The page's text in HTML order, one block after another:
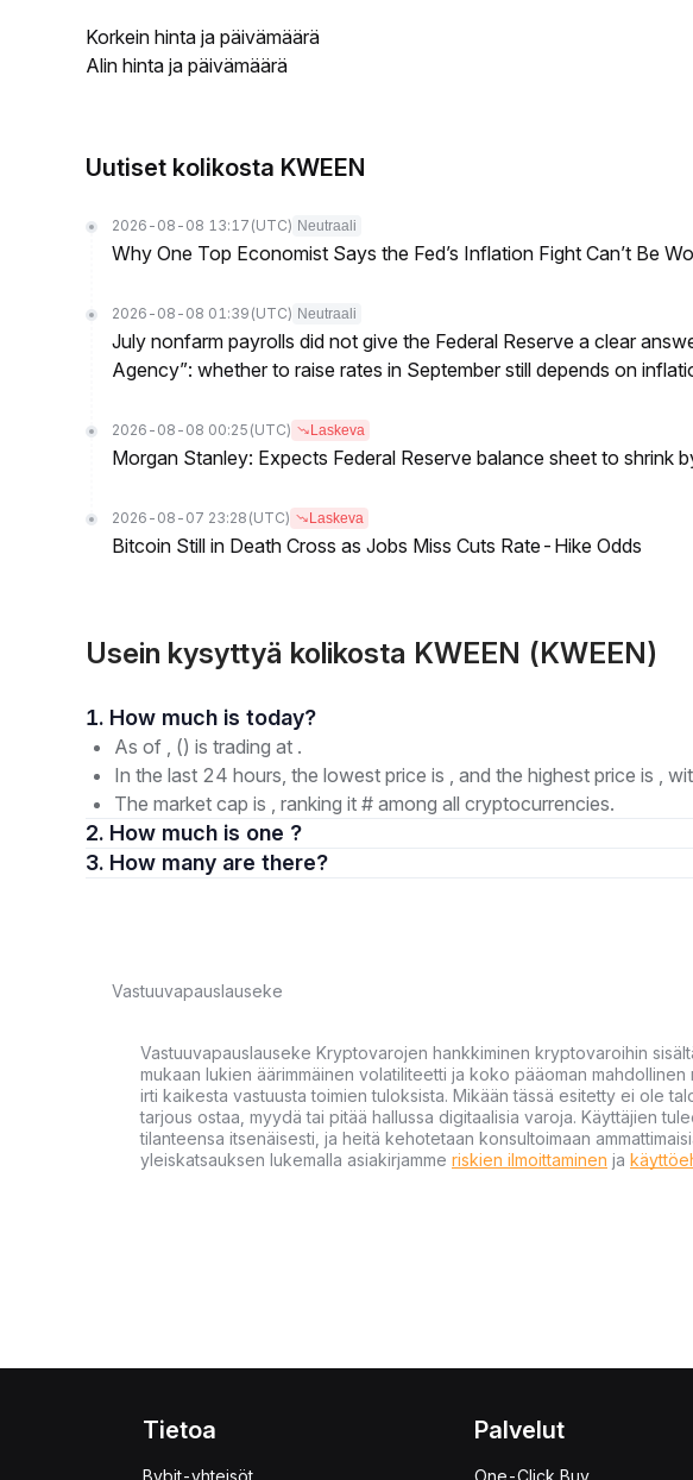
Korkein hinta ja päivämäärä
Alin hinta ja päivämäärä
Uutiset kolikosta KWEEN
2026-08-08 13:17 (UTC) Neutraali
Why One Top Economist Says the Fed’s Inflation Fight Can’t Be
2026-08-08 01:39 (UTC) Neutraali
July nonfarm payrolls did not give the Federal Reserve a clear
Agency”: whether to raise rates in September still depends on
2026-08-08 00:25 (UTC) Laskeva
Morgan Stanley: Expects Federal Reserve balance sheet to shrink
2026-08-07 23:28 (UTC) Laskeva
Bitcoin Still in Death Cross as Jobs Miss Cuts Rate-Hike Odds
Usein kysyttyä kolikosta KWEEN (KWEEN)
1. How much is today?
As of , () is trading at .
In the last 24 hours, the lowest price is , and the highest price is ,
The market cap is , ranking it # among all cryptocurrencies.
2. How much is one ?
3. How many are there?
Vastuuvapauslauseke
Vastuuvapauslauseke Kryptovarojen hankkiminen kryptovaroihin
mukaan lukien äärimmäinen volatiliteetti ja koko pääoman mahdollinen
irti kaikesta vastuusta toimien tuloksista. Mikään tässä esitetty ei ole
tarjous ostaa, myydä tai pitää hallussa digitaalisia varoja. Käyttäjien
tilanteensa itsenäisesti, ja heitä kehotetaan konsultoimaan
yleiskatsauksen lukemalla asiakirjamme riskien ilmoittaminen ja
Tietoa
Bybit-yhteisöt
Palvelut
One-Click Buy